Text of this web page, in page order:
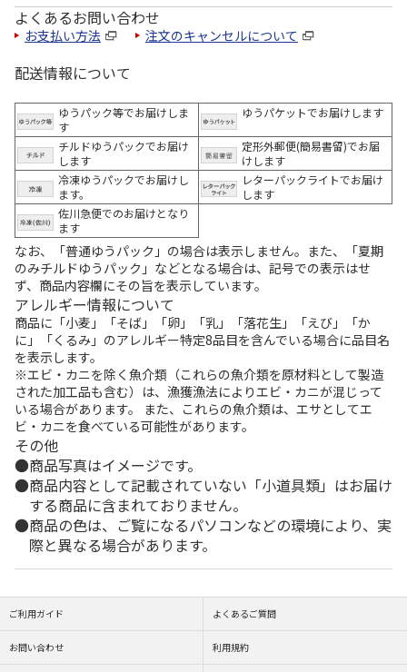
よくあるお問い合わせ
お支払い方法 注文のキャンセルについて
配送情報について
ゆうパック等でお届けしま
す
ゆうパケットでお届けします
チルドゆうパックでお届け
します
定形外郵便(簡易書留)でお届
けします
冷凍ゆうパックでお届けし
ます。
レターパックライトでお届け
します
佐川急便でのお届けとなり
ます
なお、「普通ゆうパック」の場合は表示しません。また、「夏期
のみチルドゆうパック」などとなる場合は、記号での表示はせ
ず、商品内容欄にその旨を表示しています。
アレルギー情報について
商品に「小麦」「そば」「卵」「乳」「落花生」「えび」「か
に」「くるみ」のアレルギー特定8品目を含んでいる場合に品目名
を表示します。
※エビ・カニを除く魚介類（これらの魚介類を原材料として製造
された加工品も含む）は、漁獲漁法によりエビ・カニが混じって
いる場合があります。 また、これらの魚介類は、エサとしてエ
ビ・カニを食べている可能性があります。
その他
商品写真はイメージです。
商品内容として記載されていない「小道具類」はお届け
する商品に含まれておりません。
商品の色は、ご覧になるパソコンなどの環境により、実
際と異なる場合があります。
ご利用ガイド よくあるご質問
お問い合わせ 利用規約